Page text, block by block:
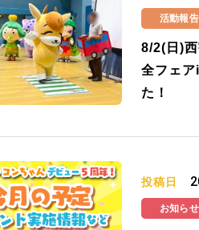
活動報告
8/2(日)
全フェア
た！
投稿日
お知らせ